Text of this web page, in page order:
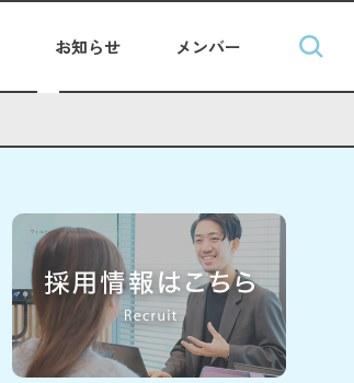
お知らせ メンバー